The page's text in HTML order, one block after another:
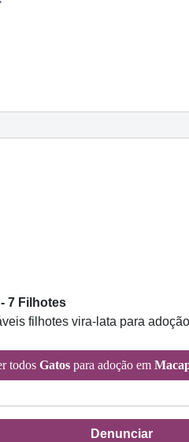
7 Filhotes
filhotes vira-lata para
todos Gatos para adoção em
Denunciar